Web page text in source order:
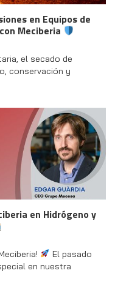
en Equipos de
Meciberia
el secado de
conservación y
en Hidrógeno y
El pasado
en nuestra